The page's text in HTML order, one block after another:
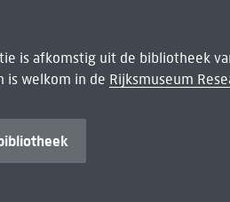
is afkomstig uit de bibliotheek
is welkom in de Rijksmuseum